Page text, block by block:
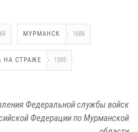
МУРМАНСК 1686
НА СТРАЖЕ 1395
Федеральной службы войск
Федерации по Мурманской